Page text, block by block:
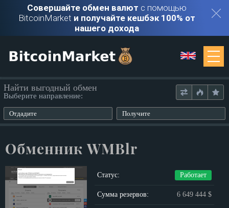
Совершайте обмен валют с помощью
BitcoinMarket и получайте кешбэк 100% от
нашего дохода
Обменники
Найти выгодный обмен
Выберите направление:
Отдадите Получите
Обменник WMBlr
Статус: Работает
Сумма резервов: 6 649 444 $